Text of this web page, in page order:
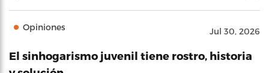
Opiniones Jul 30, 2026
El sinhogarismo juvenil tiene rostro, historia